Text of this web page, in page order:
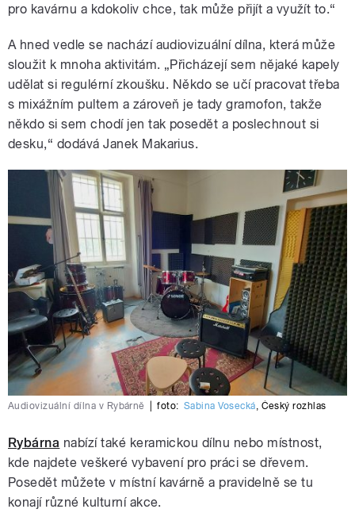
pro kavárnu a kdokoliv chce, tak může přijít a využít to.“
A hned vedle se nachází audiovizuální dílna, která může
sloužit k mnoha aktivitám. „Přicházejí sem nějaké kapely
udělat si regulérní zkoušku. Někdo se učí pracovat třeba
s mixážním pultem a zároveň je tady gramofon, takže
někdo si sem chodí jen tak posedět a poslechnout si
desku,“ dodává Janek Makarius.
Audiovizuální dílna v Rybárně foto: Sabina Vosecká, Český rozhlas
Rybárna nabízí také keramickou dílnu nebo místnost,
kde najdete veškeré vybavení pro práci se dřevem.
Posedět můžete v místní kavárně a pravidelně se tu
konají různé kulturní akce.